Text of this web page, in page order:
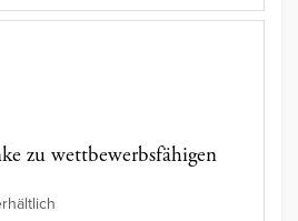
zu wettbewerbsfähigen